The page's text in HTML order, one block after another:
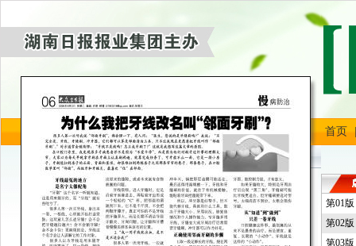
首页
第01
第02
第03